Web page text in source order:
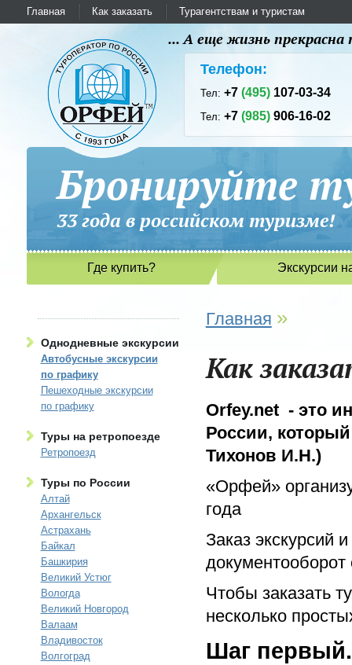
Главная Как заказать Турагентствам и туристам
... А еще жизнь
Телефон:
Тел:+7(495) 107-03-34
Тел:+7(985) 906-16-02
Бронируйте
33 года в российском
Где купить? Экскурсии
Однодневные экскурсии
Автобусные экскурсии
по графику
Пешеходные экскурсии
по графику
Туры на ретропоезде
Ретропоезд
Туры по России
Алтай
Архангельск
Астрахань
Байкал
Башкирия
Великий Устюг
Вологда
Великий Новгород
Валаам
Владивосток
Волгоград
Главная »
Как
Orfey.net - это
России,
Тихонов И.Н.)
«Орфей»
года
Заказ экскурсий
Чтобы заказать
несколько
Шаг первый.